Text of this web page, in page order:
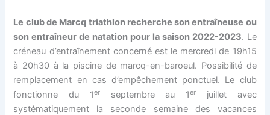
Le club de Marcq triathlon recherche son entraîneuse ou
son entraîneur de natation pour la saison 2022-2023. Le
créneau d’entraînement concerné est le mercredi de 19h15
à 20h30 à la piscine de marcq-en-baroeul. Possibilité de
remplacement en cas d’empêchement ponctuel. Le club
fonctionne du 1erseptembre au 1er
juillet avec
systématiquement la seconde semaine des vacances